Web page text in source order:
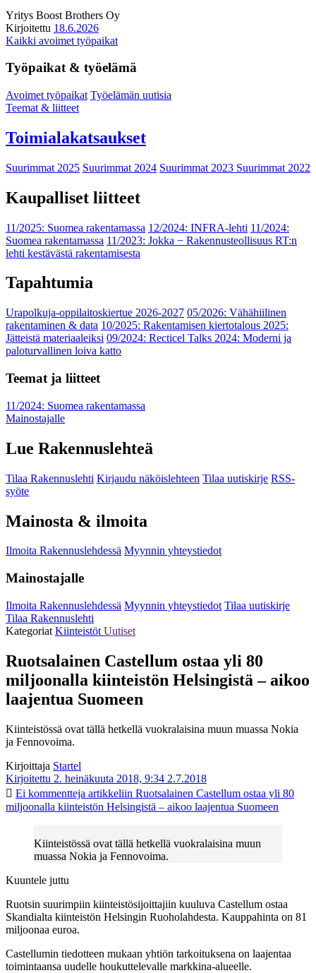
Yritys Boost Brothers Oy
Kirjoitettu 18.6.2026
Kaikki avoimet työpaikat
Työpaikat & työelämä
Avoimet työpaikat Työelämän uutisia
Teemat & liitteet
Toimialakatsaukset
Suurimmat 2025 Suurimmat 2024 Suurimmat 2023 Suurimmat 2022
Kaupalliset liitteet
11/2025: Suomea rakentamassa 12/2024: INFRA-lehti 11/2024:
Suomea rakentamassa 11/2023: Jokka − Rakennusteollisuus RT:n
lehti kestävästä rakentamisesta
Tapahtumia
Urapolkuja-oppilaitoskiertue 2026-2027 05/2026: Vähähiilinen
rakentaminen & data 10/2025: Rakentamisen kiertotalous 2025:
Jätteistä materiaaleiksi 09/2024: Recticel Talks 2024: Moderni ja
paloturvallinen loiva katto
Teemat ja liitteet
11/2024: Suomea rakentamassa
Mainostajalle
Lue Rakennuslehteä
Tilaa Rakennuslehti Kirjaudu näköislehteen Tilaa uutiskirje RSS-
syöte
Mainosta & ilmoita
Ilmoita Rakennuslehdessä Myynnin yhteystiedot
Mainostajalle
Ilmoita Rakennuslehdessä Myynnin yhteystiedot Tilaa uutiskirje
Tilaa Rakennuslehti
Kategoriat Kiinteistöt Uutiset
Ruotsalainen Castellum ostaa yli 80
miljoonalla kiinteistön Helsingistä – aikoo
laajentua Suomeen
Kiinteistössä ovat tällä hetkellä vuokralaisina muun muassa Nokia
ja Fennovoima.
Kirjoittaja Startel
Kirjoitettu 2. heinäkuuta 2018, 9:34 2.7.2018
Ei kommentteja artikkeliin Ruotsalainen Castellum ostaa yli 80
miljoonalla kiinteistön Helsingistä – aikoo laajentua Suomeen
Kiinteistössä ovat tällä hetkellä vuokralaisina muun
muassa Nokia ja Fennovoima.
Kuuntele juttu
Ruotsin suurimpiin kiinteistösijoittajiin kuuluva Castellum ostaa
Skandialta kiinteistön Helsingin Ruoholahdesta. Kauppahinta on 81
miljoonaa euroa.
Castellumin tiedotteen mukaan yhtiön tarkoituksena on laajentaa
toimintaansa uudelle houkuttelevalle markkina-alueelle.